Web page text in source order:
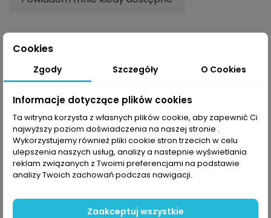
Opis
Koszulka męska Halti Matkato wygodna i stylowa
propozycja dla mężczyzn. Wykonana z miękkiego
materiału, idealnie nadaje się zarówno do noszenia na
co dzień, jak i podczas różnych aktywności w górach.
Lekka tkanina zapewnia komfort noszenia, będąc
przyjemną dla skóry. Jednym z kluczowych atutów
wykonana jest z recyklingowanych materiałów.
Cookies
Zgody Szczegóły O Cookies
Informacje dotyczące plików cookies
Ta witryna korzysta z własnych plików cookie, aby zapewnić Ci
najwyższy poziom doświadczenia na naszej stronie .
Wykorzystujemy również pliki cookie stron trzecich w celu
ulepszenia naszych usług, analizy a nastepnie wyświetlania
reklam związanych z Twoimi preferencjami na podstawie
analizy Twoich zachowań podczas nawigacji.
Zaakceptuj wszystkie